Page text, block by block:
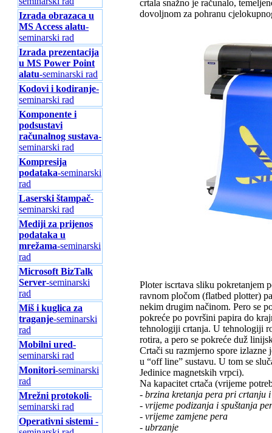
Izrada obrazaca u
MS Access alatu-
seminarski rad
Izrada prezentacija
u MS Power Point
alatu-seminarski rad
Kodovi i kodiranje-
seminarski rad
Komponente i
podsustavi
računalnog sustava-
seminarski rad
Kompresija
podataka-seminarski
rad
Laserski štampač-
seminarski rad
Mediji za prijenos
podataka u
mrežama-seminarski
rad
Microsoft BizTalk
Server-seminarski
rad
Miš i kuglica za
traganje-seminarski
rad
Mobilni ured-
seminarski rad
Monitori-seminarski
rad
Mrežni protokoli-
seminarski rad
Operativni sistemi -
crtala snažno je računalo,
dovoljnom za pohranu
Ploter iscrtava sliku pokretanjem
ravnom pločom (flatbed plotter)
nekim drugim načinom. Pero se
pokreće po površini papira do
tehnologiji crtanja. U tehnologiji
rotira, a pero se pokreće duž
Crtači su razmjerno spore
u “off line” sustavu. U tom se
Jedinice magnetskih vrpci).
Na kapacitet crtača (vrijeme
- brzina kretanja pera pri crtanju
- vrijeme podizanja i spuštanja
- vrijeme zamjene pera
- ubrzanje